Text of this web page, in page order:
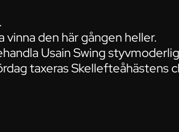
vinna den här gången heller.
Usain Swing
taxeras Skellefteåhästens